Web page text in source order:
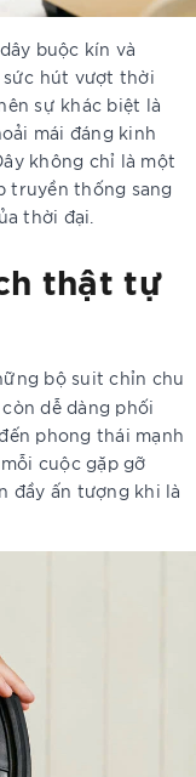
buộc kín và
sức hút vượt thời
sự khác biệt là
mái đáng kinh
không chỉ là một
truyền thống sang
thời đại.
thật tự
bộ suit chỉn chu
còn dễ dàng phối
phong thái mạnh
cuộc gặp gỡ
đầy ấn tượng khi là